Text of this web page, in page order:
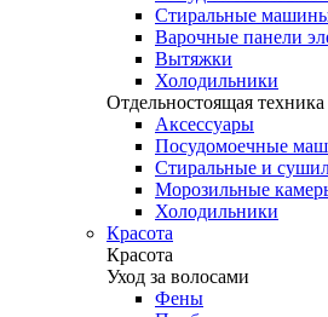
Стиральные
Варочные панели
Вытяжки
Холодильники
Отдельностоящая техника
Аксессуары
Посудомоечные
Стиральные и
Морозильные
Холодильники
Красота
Красота
Уход за волосами
Фены